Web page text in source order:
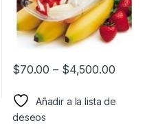
$70.00 – $4,500.00
Añadir a la lista de
deseos